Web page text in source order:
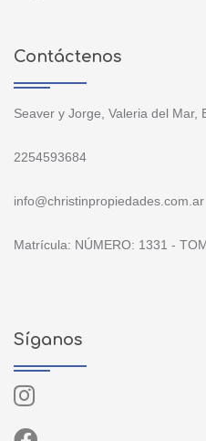
Contáctenos
Seaver y Jorge, Valeria del Mar,
2254593684
info@christinpropiedades.com.ar
Matrícula: NÚMERO: 1331 -
Síganos